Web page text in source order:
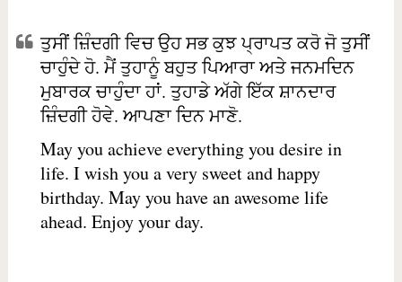
ਤੁਸੀਂ ਜ਼ਿੰਦਗੀ ਵਿਚ ਉਹ ਸਭ ਕੁਝ ਪ੍ਰਾਪਤ ਕਰੋ ਜੋ ਤੁਸੀਂ
ਚਾਹੁੰਦੇ ਹੋ. ਮੈਂ ਤੁਹਾਨੂੰ ਬਹੁਤ ਪਿਆਰਾ ਅਤੇ ਜਨਮਦਿਨ
ਮੁਬਾਰਕ ਚਾਹੁੰਦਾ ਹਾਂ. ਤੁਹਾਡੇ ਅੱਗੇ ਇੱਕ ਸ਼ਾਨਦਾਰ
ਜ਼ਿੰਦਗੀ ਹੋਵੇ. ਆਪਣਾ ਦਿਨ ਮਾਣੋ.
May you achieve everything you desire in
life. I wish you a very sweet and happy
birthday. May you have an awesome life
ahead. Enjoy your day.